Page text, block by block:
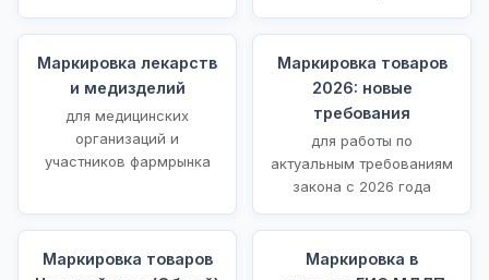
Маркировка лекарств
и медизделий
для медицинских
организаций и
участников фармрынка
Маркировка товаров
2026: новые
требования
для работы по
актуальным требованиям
закона с 2026 года
Маркировка товаров
Маркировка в